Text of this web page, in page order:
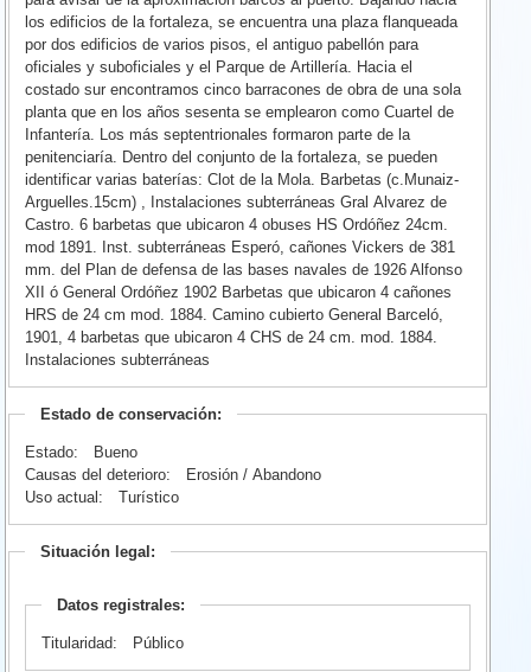
los edificios de la fortaleza, se encuentra una plaza flanqueada
por dos edificios de varios pisos, el antiguo pabellón para
oficiales y suboficiales y el Parque de Artillería. Hacia el
costado sur encontramos cinco barracones de obra de una sola
planta que en los años sesenta se emplearon como Cuartel de
Infantería. Los más septentrionales formaron parte de la
penitenciaría. Dentro del conjunto de la fortaleza, se pueden
identificar varias baterías: Clot de la Mola. Barbetas (c.Munaiz-
Arguelles.15cm) , Instalaciones subterráneas Gral Alvarez de
Castro. 6 barbetas que ubicaron 4 obuses HS Ordóñez 24cm.
mod 1891. Inst. subterráneas Esperó, cañones Vickers de 381
mm. del Plan de defensa de las bases navales de 1926 Alfonso
XII ó General Ordóñez 1902 Barbetas que ubicaron 4 cañones
HRS de 24 cm mod. 1884. Camino cubierto General Barceló,
1901, 4 barbetas que ubicaron 4 CHS de 24 cm. mod. 1884.
Instalaciones subterráneas
Estado de conservación:
Estado:
Bueno
Causas del deterioro:
Erosión / Abandono
Uso actual:
Turístico
Situación legal:
Datos registrales:
Titularidad: Público